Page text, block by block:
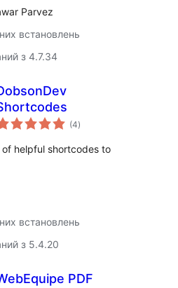
Parvez
встановлень
з 4.7.34
(4загальний
рейтинг
)
helpful shortcodes to
встановлень
з 5.4.20
PDF